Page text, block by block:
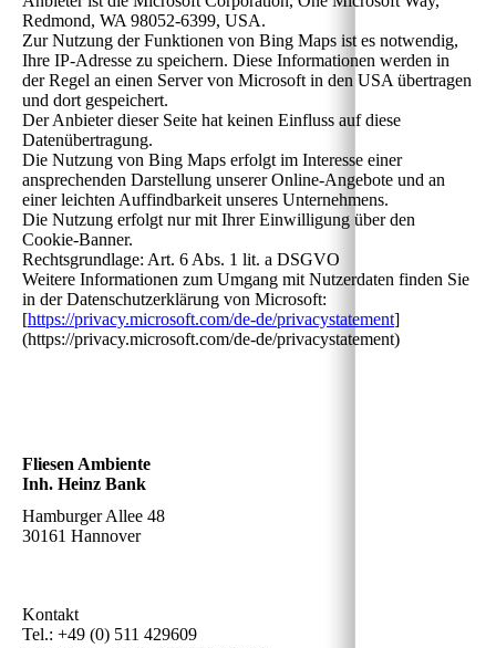
Redmond, WA 98052-6399, USA.
Zur Nutzung der Funktionen von Bing Maps ist es notwendig,
Ihre IP-Adresse zu speichern. Diese Informationen werden in
der Regel an einen Server von Microsoft in den USA übertragen
und dort gespeichert.
Der Anbieter dieser Seite hat keinen Einfluss auf diese
Datenübertragung.
Die Nutzung von Bing Maps erfolgt im Interesse einer
ansprechenden Darstellung unserer Online-Angebote und an
einer leichten Auffindbarkeit unseres Unternehmens.
Die Nutzung erfolgt nur mit Ihrer Einwilligung über den
Cookie-Banner.
Rechtsgrundlage: Art. 6 Abs. 1 lit. a DSGVO
Weitere Informationen zum Umgang mit Nutzerdaten finden Sie
in der Datenschutzerklärung von Microsoft:
[https://privacy.microsoft.com/de-de/privacystatement]
(https://privacy.microsoft.com/de-de/privacystatement)
Fliesen Ambiente
Inh. Heinz Bank
Hamburger Allee 48
30161 Hannover
Kontakt
Tel.: +49 (0) 511 429609